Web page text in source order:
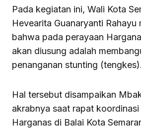
Pada kegiatan ini, Wali Kota
Hevearita Guanaryanti Rahayu
bahwa pada perayaan
akan diusung adalah
penanganan stunting (tengkes).
Hal tersebut disampaikan
akrabnya saat rapat koordinasi
Harganas di Balai Kota